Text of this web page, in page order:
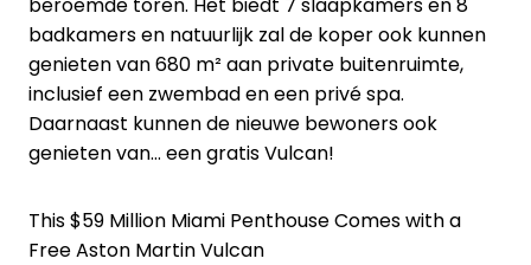
badkamers en natuurlijk zal de koper ook kunnen
genieten van 680 m² aan private buitenruimte,
inclusief een zwembad en een privé spa.
Daarnaast kunnen de nieuwe bewoners ook
genieten van… een gratis Vulcan!
This $59 Million Miami Penthouse Comes with a
Free Aston Martin Vulcan